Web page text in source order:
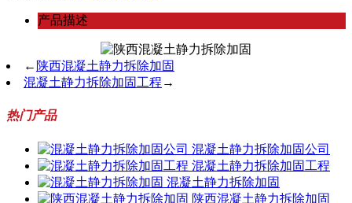
产品描述
← 陕西混凝土静力拆除加固
混凝土静力拆除加固工程 →
热门产品
混凝土静力拆除加固公司
混凝土静力拆除加固工程
混凝土静力拆除加固
陕西混凝土静力拆除加固